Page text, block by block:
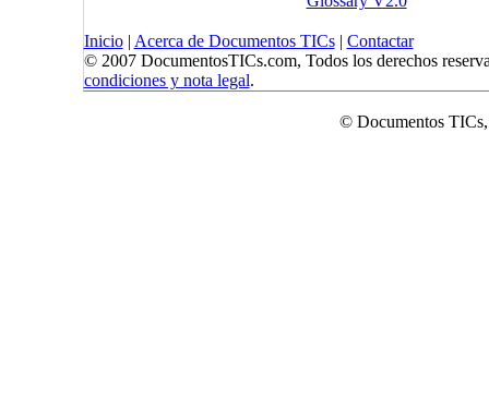
Inicio| Acerca de Documentos TICs| Contactar
© 2007 DocumentosTICs.com, Todos los derechos
condiciones y nota legal.
© Documentos